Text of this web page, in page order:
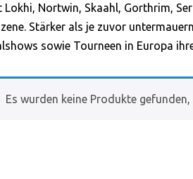
Lokhi, Nortwin, Skaahl, Gorthrim,
Stärker als je zuvor
sowie Tourneen in Europa
Es wurden keine Produkte